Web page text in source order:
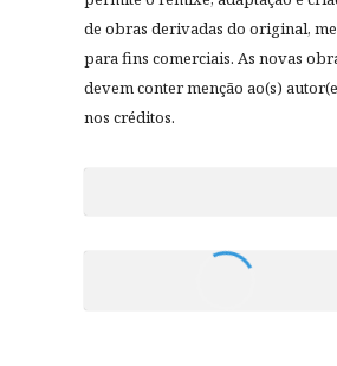
de obras derivadas do original,
para fins comerciais. As novas
devem conter menção ao(s)
nos créditos.